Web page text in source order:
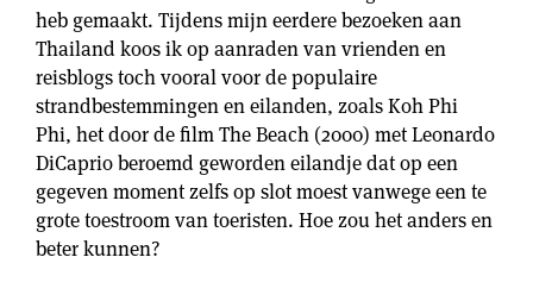
heb gemaakt. Tijdens mijn eerdere bezoeken aan
Thailand koos ik op aanraden van vrienden en
reisblogs toch vooral voor de populaire
strandbestemmingen en eilanden, zoals Koh Phi
Phi, het door de film The Beach (2000) met Leonardo
DiCaprio beroemd geworden eilandje dat op een
gegeven moment zelfs op slot moest vanwege een te
grote toestroom van toeristen. Hoe zou het anders en
beter kunnen?